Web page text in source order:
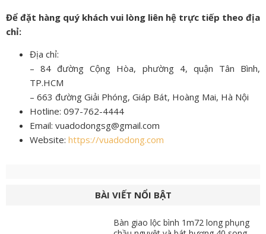
Để đặt hàng quý khách vui lòng liên hệ trực tiếp theo địa
chỉ:
Địa chỉ:
– 84 đường Cộng Hòa, phường 4, quận Tân Bình,
TP.HCM
– 663 đường Giải Phóng, Giáp Bát, Hoàng Mai, Hà Nội
Hotline: 097-762-4444
Email: vuadodongsg@gmail.com
Website: https://vuadodong.com
BÀI VIẾT NỔI BẬT
Bàn giao lộc bình 1m72 long phụng